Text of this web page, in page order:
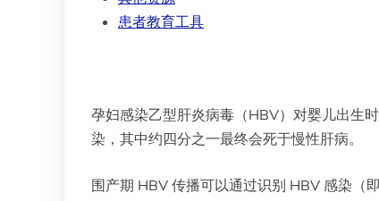
患者教育工具
孕妇感染乙型肝炎病毒（HBV）对婴儿出生
染，其中约四分之一最终会死于慢性肝病。
围产期 HBV 传播可以通过识别 HBV 感染（